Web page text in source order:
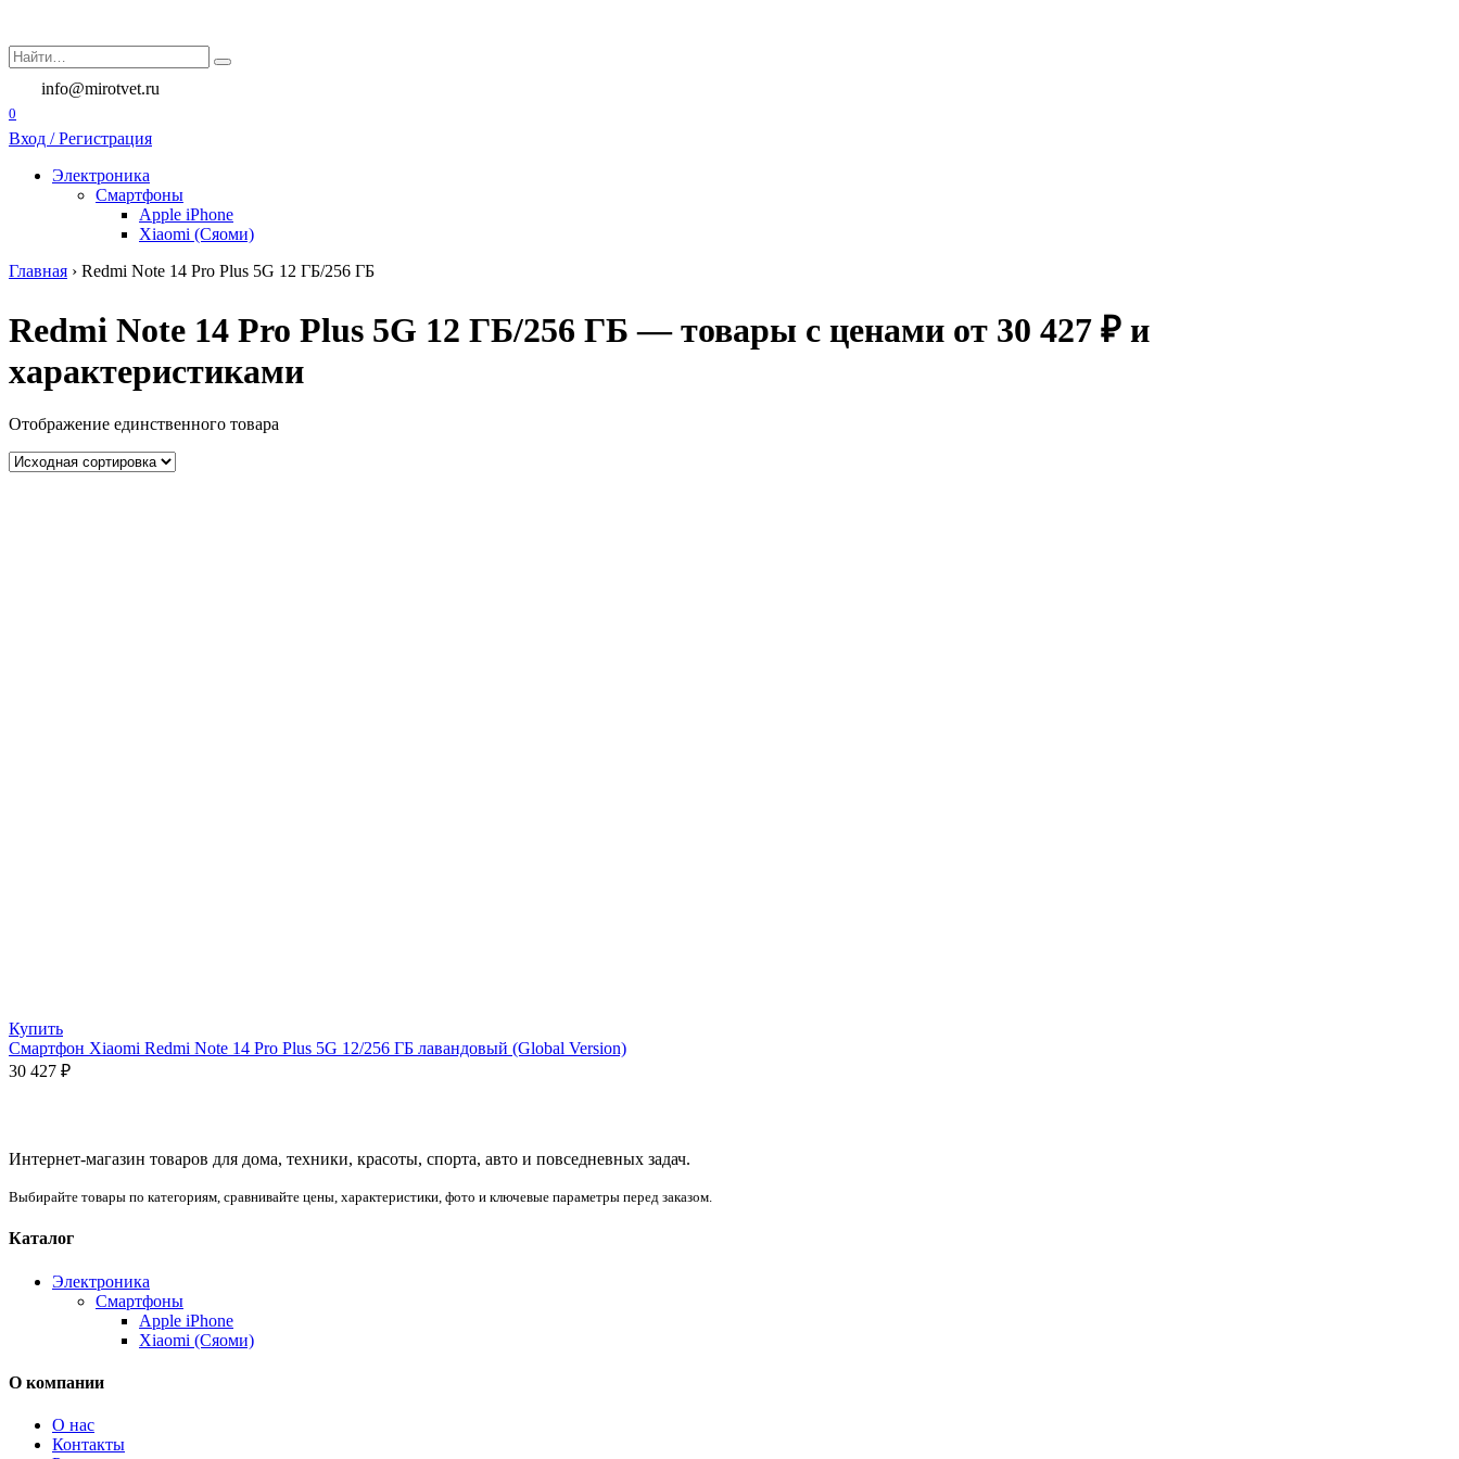
содержанию
Search
for:
info@mirotvet.ru
0
Вход / Регистрация
Электроника
Смартфоны
Apple iPhone
Xiaomi (Сяоми)
Главная › Redmi Note 14 Pro Plus 5G 12 ГБ/256 ГБ
Redmi Note 14 Pro Plus 5G 12 ГБ/256 ГБ — товары с ценами от 30 427 ₽ и
характеристиками
Отображение единственного товара
Купить
Смартфон Xiaomi Redmi Note 14 Pro Plus 5G 12/256 ГБ лавандовый (Global Version)
30 427 ₽
Интернет-магазин товаров для дома, техники, красоты, спорта, авто и повседневных задач.
Выбирайте товары по категориям, сравнивайте цены, характеристики, фото и ключевые параметры перед заказом.
Каталог
Электроника
Смартфоны
Apple iPhone
Xiaomi (Сяоми)
О компании
О нас
Контакты